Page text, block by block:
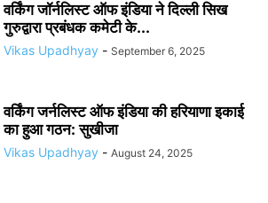
वर्किंग जॉर्नलिस्ट ऑफ इंडिया ने दिल्ली सिख
गुरुद्वारा प्रबंधक कमेटी के...
Vikas Upadhyay - September 6, 2025
वर्किंग जर्नलिस्ट ऑफ इंडिया की हरियाणा इकाई
का हुआ गठन: सुखीजा
Vikas Upadhyay - August 24, 2025